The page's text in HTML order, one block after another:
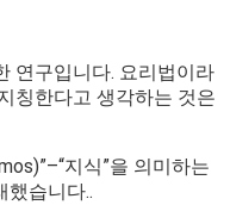
연구입니다. 요리법이라
칭한다고 생각하는 것은
지식”을 의미하는
했습니다..